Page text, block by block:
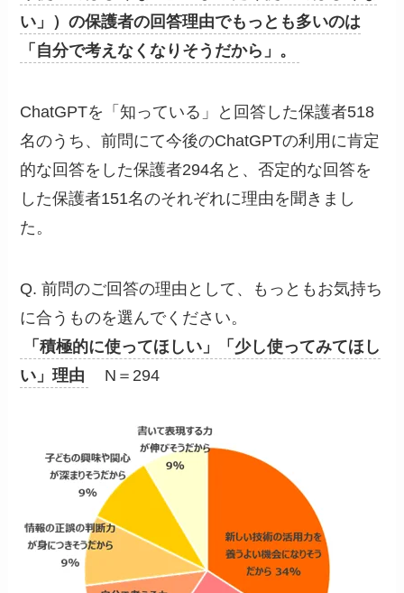
い」）の保護者の回答理由でもっとも多いのは
「自分で考えなくなりそうだから」。
ChatGPTを「知っている」と回答した保護者518
名のうち、前問にて今後のChatGPTの利用に肯定
的な回答をした保護者294名と、否定的な回答を
した保護者151名のそれぞれに理由を聞きまし
た。
Q. 前問のご回答の理由として、もっともお気持ち
に合うものを選んでください。
「積極的に使ってほしい」「少し使ってみてほし
い」理由
N＝294